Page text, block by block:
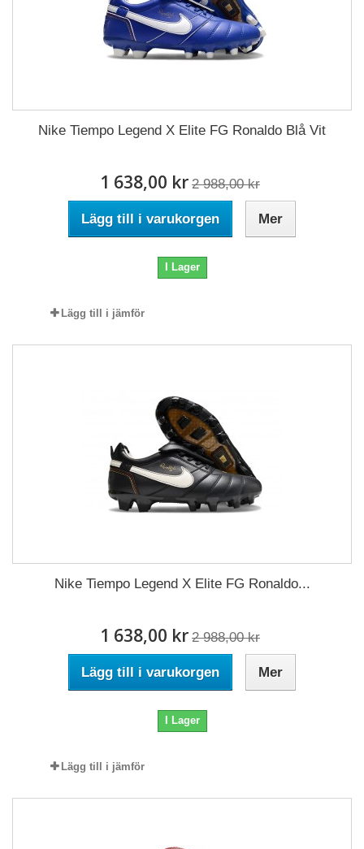
Nike Tiempo Legend X Elite FG Ronaldo Blå Vit
1 638,00 kr 2 988,00 kr
Lägg till i varukorgen Mer
I Lager
Lägg till i jämför
Nike Tiempo Legend X Elite FG Ronaldo...
1 638,00 kr 2 988,00 kr
Lägg till i varukorgen Mer
I Lager
Lägg till i jämför